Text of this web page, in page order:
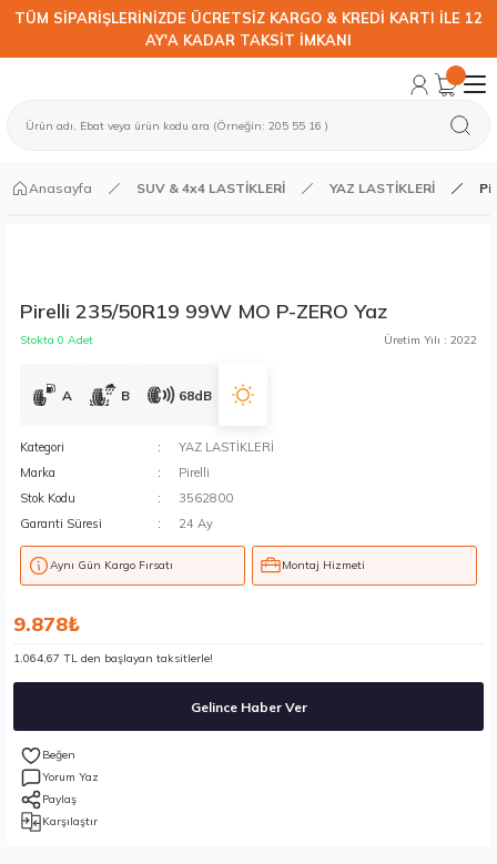
TÜM SİPARİŞLERİNİZDE ÜCRETSİZ KARGO & KREDİ KARTI İLE 12
AY'A KADAR TAKSİT İMKANI
Anasayfa SUV & 4x4 LASTİKLERİ YAZ LASTİKLERİ
Pirelli 235/50R19 99W MO P-ZERO Yaz
Stokta 0 Adet Üretim Yılı : 2022
A B 68dB
Kategori
YAZ LASTİKLERİ
Marka
Pirelli
Stok Kodu
3562800
Garanti Süresi
24 Ay
Aynı Gün Kargo Fırsatı Montaj Hizmeti
9.878₺
1.064,67 TL den başlayan taksitlerle!
Gelince Haber Ver
Yorum Yaz
Paylaş
Karşılaştır